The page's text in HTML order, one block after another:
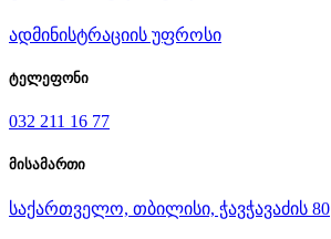
ადმინისტრაციის უფროსი
ტელეფონი
032 211 16 77
მისამართი
საქართველო, თბილისი, ჭავჭავაძის 80